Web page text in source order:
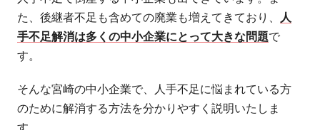
た、後継者不足も含めての廃業も増えてきており、
人
手不足解消は多くの中小企業にとって大きな問題で
す。
そんな宮崎の中小企業で、人手不足に悩まれている方
のために解消する方法を分かりやすく説明いたしま
す。